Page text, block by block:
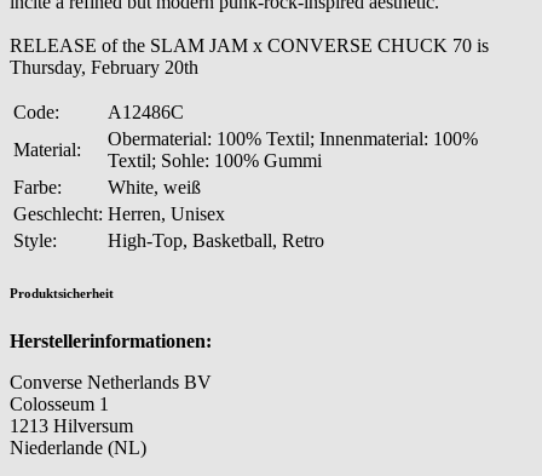
RELEASE of the SLAM JAM x CONVERSE CHUCK 70 is
Thursday, February 20th
Code:
A12486C
Material:
Obermaterial: 100% Textil; Innenmaterial: 100%
Textil; Sohle: 100% Gummi
Farbe:
White, weiß
Geschlecht: Herren, Unisex
Style:
High-Top, Basketball, Retro
Produktsicherheit
Herstellerinformationen:
Converse Netherlands BV
Colosseum 1
1213 Hilversum
Niederlande (NL)